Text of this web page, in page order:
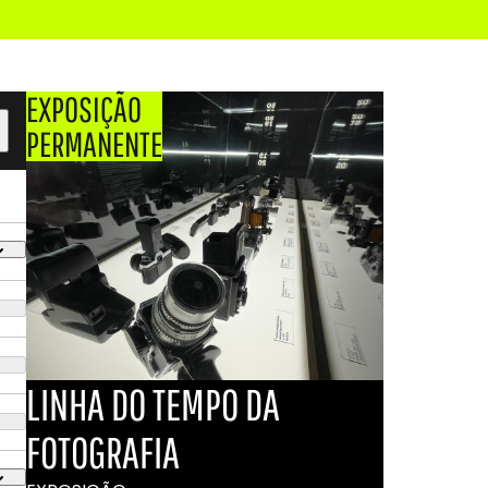
EXPOSIÇÃO
PERMANENTE
LINHA DO TEMPO DA
FOTOGRAFIA